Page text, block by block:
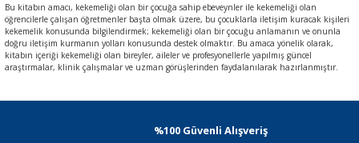
Bu kitabın amacı, kekemeliği olan bir çocuğa sahip ebeveynler ile kekemeliği olan
öğrencilerle çalışan öğretmenler başta olmak üzere, bu çocuklarla iletişim kuracak kişileri
kekemelik konusunda bilgilendirmek; kekemeliği olan bir çocuğu anlamanın ve onunla
doğru iletişim kurmanın yolları konusunda destek olmaktır. Bu amaca yönelik olarak,
kitabın içeriği kekemeliği olan bireyler, aileler ve profesyonellerle yapılmış güncel
araştırmalar, klinik çalışmalar ve uzman görüşlerinden faydalanılarak hazırlanmıştır.
%100 Güvenli Alışveriş